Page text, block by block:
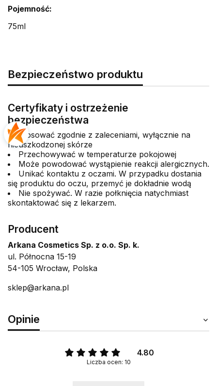
Pojemność:
75ml
Bezpieczeństwo produktu
Certyfikaty i ostrzeżenie
bezpieczeństwa
Stosować zgodnie z zaleceniami, wyłącznie na
nieuszkodzonej skórze
Przechowywać w temperaturze pokojowej
Może powodować wystąpienie reakcji alergicznych.
Unikać kontaktu z oczami. W przypadku dostania
się produktu do oczu, przemyć je dokładnie wodą
Nie spożywać. W razie połknięcia natychmiast
skontaktować się z lekarzem.
Producent
Arkana Cosmetics Sp. z o.o. Sp. k.
ul. Północna 15-19
54-105 Wrocław, Polska
sklep@arkana.pl
Opinie
4.80
Liczba ocen: 10